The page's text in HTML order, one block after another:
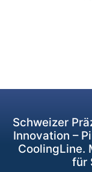
Schweizer
Innovation –
CoolingLine.
für